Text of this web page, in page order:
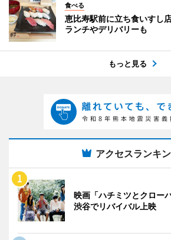
食べる
恵比寿駅前に立ち食いすし
ランチやデリバリーも
もっと見る
アクセスランキ
映画「ハチミツとクロー
渋谷でリバイバル上映